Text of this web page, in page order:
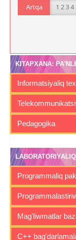
Artqa 1 234
KITAPXANA:
Informatsiyaliq
Pedagogika
Programmaliq
Mag'liwmatlar
C++